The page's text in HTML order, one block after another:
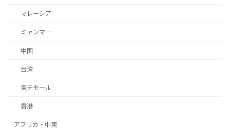
マレーシア
ミャンマー
中国
台湾
東チモール
香港
アフリカ・中東